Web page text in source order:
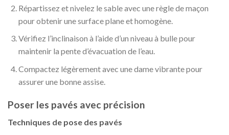
Répartissez et nivelez le sable avec une règle de maçon
pour obtenir une surface plane et homogène.
Vérifiez l’inclinaison à l’aide d’un niveau à bulle pour
maintenir la pente d’évacuation de l’eau.
Compactez légèrement avec une dame vibrante pour
assurer une bonne assise.
Poser les pavés avec précision
Techniques de pose des pavés